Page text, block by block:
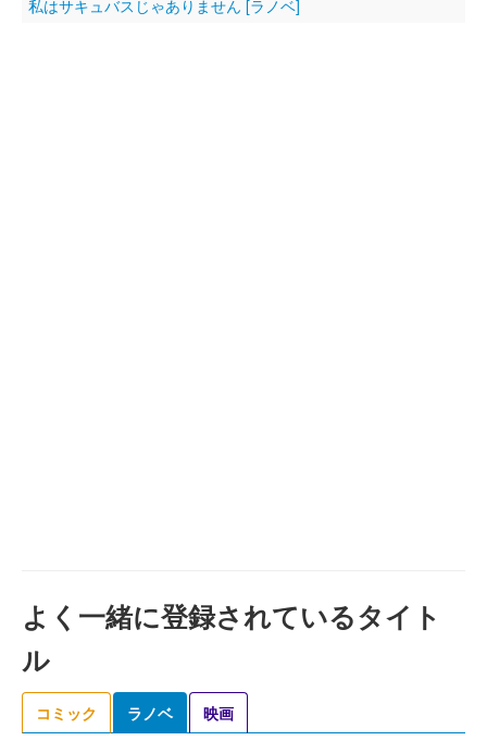
私はサキュバスじゃありません [ラノベ]
よく一緒に登録されているタイト
ル
コミック ラノベ 映画